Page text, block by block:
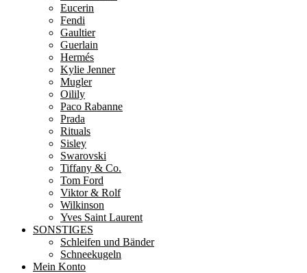
Eucerin
Fendi
Gaultier
Guerlain
Hermés
Kylie Jenner
Mugler
Oilily
Paco Rabanne
Prada
Rituals
Sisley
Swarovski
Tiffany & Co.
Tom Ford
Viktor & Rolf
Wilkinson
Yves Saint Laurent
SONSTIGES
Schleifen und Bänder
Schneekugeln
Mein Konto